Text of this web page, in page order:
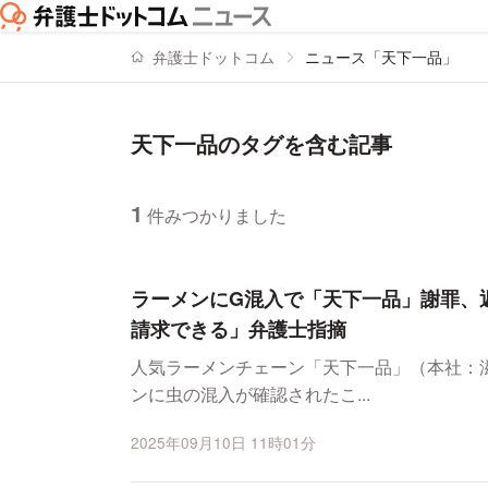
弁護士ドットコム ニュース「天下一品」
天下一品のタグを含む記事
1 件みつかりました
ラーメンにG混入で「天下一品」謝罪
請求できる」弁護士指摘
人気ラーメンチェーン「天下一品」（本社
ンに虫の混入が確認されたこ...
2025年09月10日 11時01分